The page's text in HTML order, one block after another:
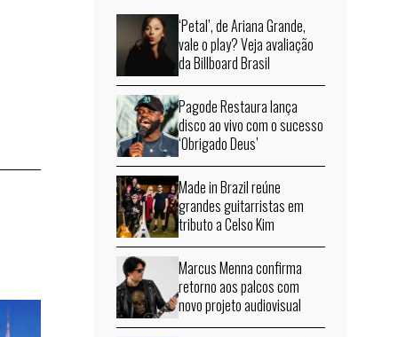
‘Petal’, de Ariana Grande,
vale o play? Veja avaliação
da Billboard Brasil
Pagode Restaura lança
disco ao vivo com o sucesso
‘Obrigado Deus’
Made in Brazil reúne
grandes guitarristas em
tributo a Celso Kim
Marcus Menna confirma
retorno aos palcos com
novo projeto audiovisual